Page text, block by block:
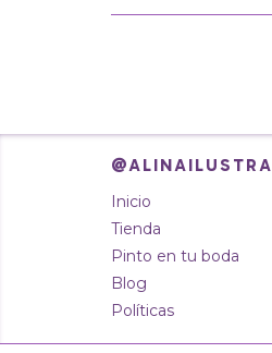
@ALINAILUSTRA
Inicio
Tienda
Pinto en tu boda
Blog
Políticas